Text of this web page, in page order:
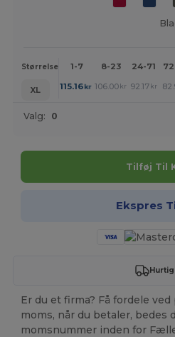
Størrelse 1-7 8-23 24-71
XL 115.16kr 106.00 kr 92.17 kr
Valg: 0
Tilføj Til
Ekspres
Er du et firma? Få fordele
moms, når du betaler, bedes
momsnummer inden for